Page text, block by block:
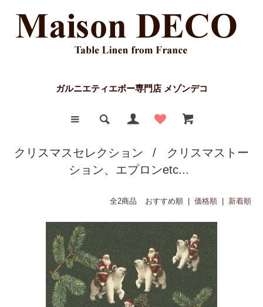
ガルニエティエボー専門店 メゾンデコ
クリスマスセレクション / クリスマストー
ション、エプロンetc...
全2商品 おすすめ順 | 価格順 新着順